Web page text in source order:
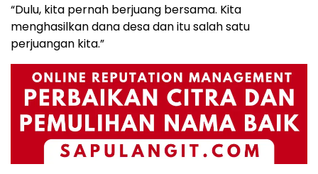
“Dulu, kita pernah berjuang bersama. Kita
menghasilkan dana desa dan itu salah satu
perjuangan kita.”